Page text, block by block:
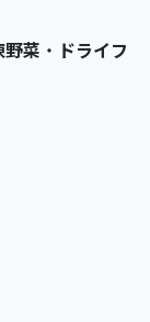
野菜 ・ ドライフ